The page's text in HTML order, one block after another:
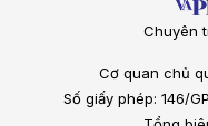
Chuyên
Cơ quan chủ
Số giấy phép: 146/